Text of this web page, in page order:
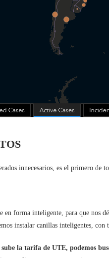
innecesarios, es el primero de
en forma inteligente, para que
instalar canillas inteligentes,
la tarifa de UTE, podemos